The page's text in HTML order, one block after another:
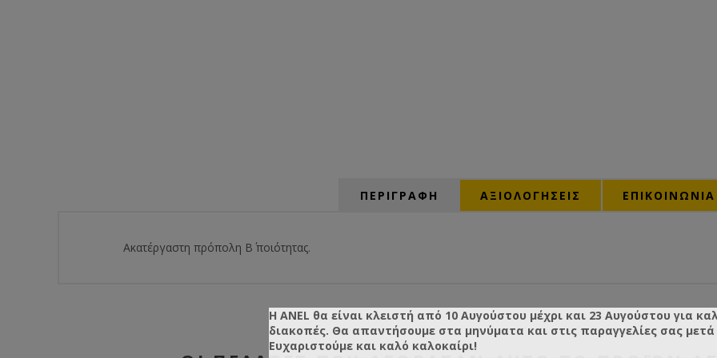
ΠΕΡΙΓΡΑΦΗ ΑΞΙΟΛΟΓΉΣΕΙΣ ΕΠΙΚΟΙΝΩΝΙΑ
Ακατέργαστη πρόπολη Β΄ ποιότητας.
Η ANEL θα είναι κλειστή από 10 Αυγούστου μέχρι και 23 Αυγούστου για
διακοπές. Θα απαντήσουμε στα μηνύματα και στις παραγγελίες σας μετά
Ευχαριστούμε και καλό καλοκαίρι!